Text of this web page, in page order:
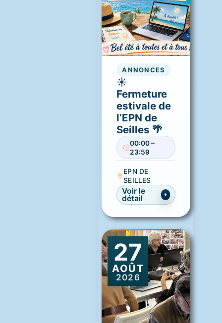
ANNONCES
☀️
Fermeture
estivale de
l’EPN de
Seilles 🌴
00:00 –
23:59
EPN DE
SEILLES
Voir le
détail
27
AOÛT
2026